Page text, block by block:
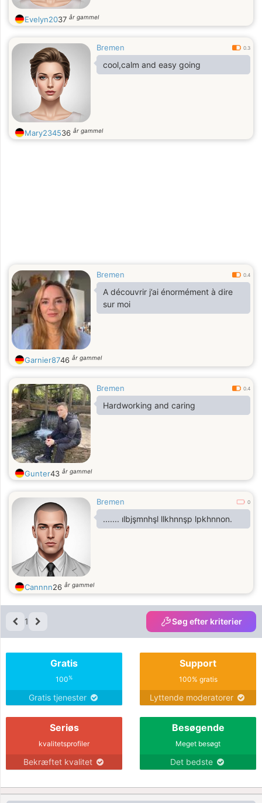
Evelyn2037 år gammel
Bremen 0.3
cool,calm and easy going
Mary234536 år gammel
Bremen 0.4
A découvrir j’ai énormément à dire
sur moi
Garnier8746 år gammel
Bremen 0.4
Hardworking and caring
Gunter43 år gammel
Bremen 0
....... ılbjşmnhşl llkhnnşp lpkhnnon.
Cannnn26 år gammel
1 Søg efter kriterier
Gratis
100%
Gratis tjenester
Support
100% gratis
Lyttende moderatorer
Seriøs
kvalitetsprofiler
Bekræftet kvalitet
Besøgende
Meget besøgt
Det bedste